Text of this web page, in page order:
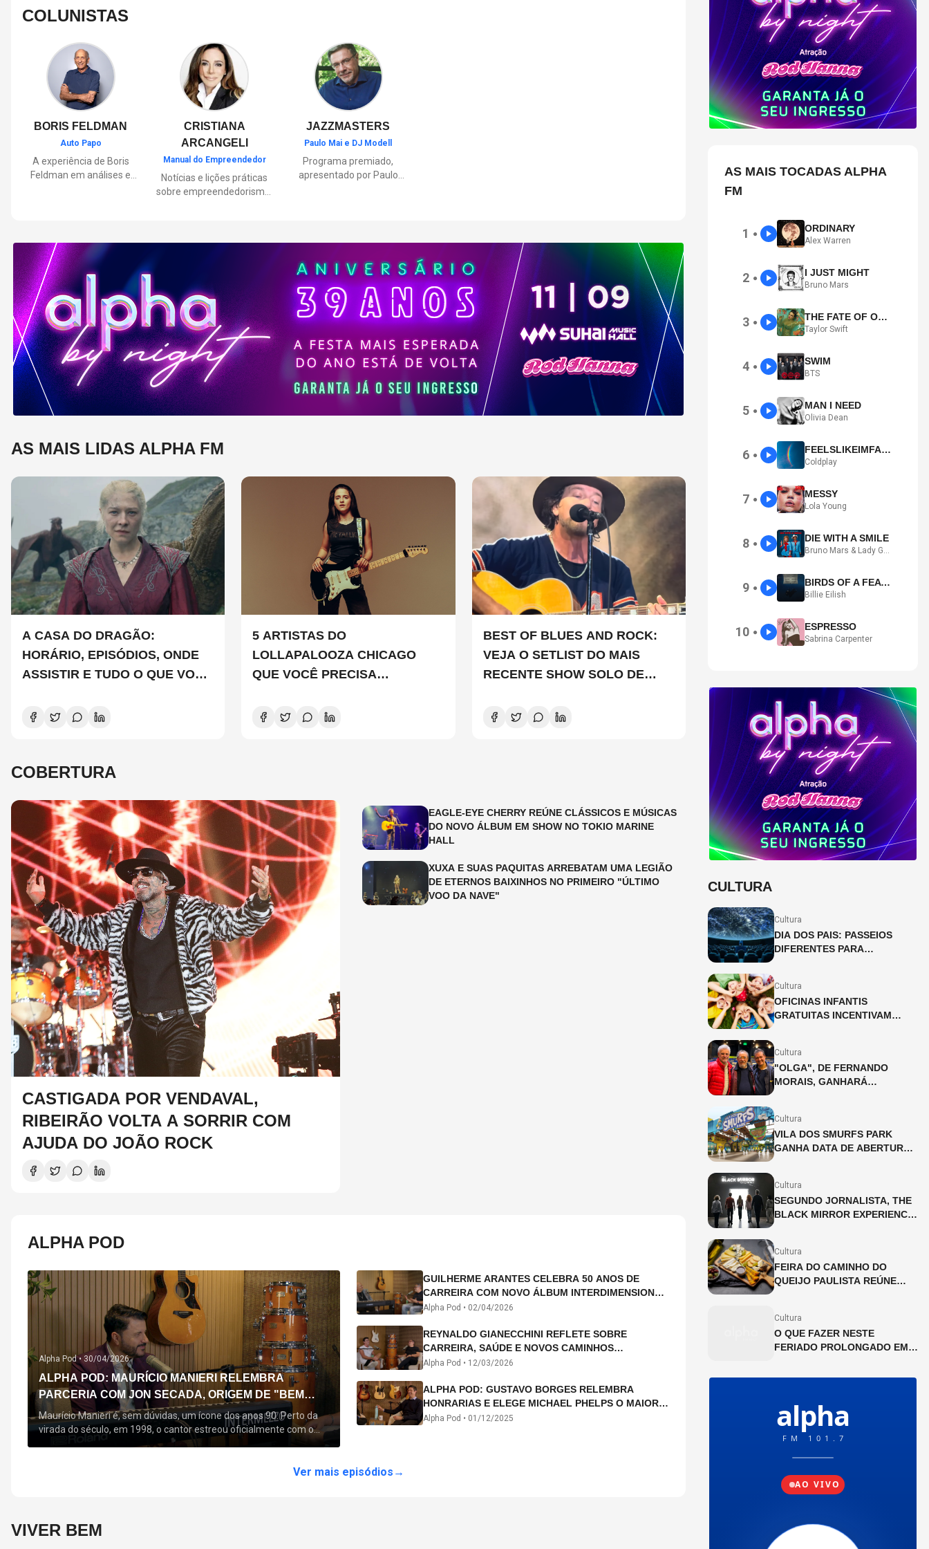
COLUNISTAS
BORIS FELDMAN
Auto Papo
A experiência de Boris
Feldman em análises e
manutenção,
lançamentos, tecnologia e
tudo o que envolve o dia a
dia dos motoristas.
CRISTIANA
ARCANGELI
Manual do Empreendedor
Notícias e lições práticas
sobre empreendedorismo,
JAZZMASTERS
Paulo Mai e DJ Modell
Programa premiado,
apresentado por Paulo
Soul ao House.
Lançamentos e histórias
sobre artistas e
movimentos que
nasceram a partir do jazz
e ajudaram a moldar a
música contemporânea.
AS MAIS LIDAS ALPHA FM
A CASA DO DRAGÃO:
HORÁRIO, EPISÓDIOS, ONDE
ASSISTIR E TUDO O QUE VOCÊ
NOVA TEMPORADA
5 ARTISTAS DO
LOLLAPALOOZA CHICAGO
QUE VOCÊ PRECISA
BEST OF BLUES AND ROCK:
VEJA O SETLIST DO MAIS
RECENTE SHOW SOLO DE
COBERTURA
CASTIGADA POR VENDAVAL,
RIBEIRÃO VOLTA A SORRIR COM
AJUDA DO JOÃO ROCK
EAGLE-EYE CHERRY REÚNE CLÁSSICOS E MÚSICAS
DO NOVO ÁLBUM EM SHOW NO TOKIO MARINE
HALL
XUXA E SUAS PAQUITAS ARREBATAM UMA LEGIÃO
DE ETERNOS BAIXINHOS NO PRIMEIRO "ÚLTIMO
VOO DA NAVE"
ALPHA POD
Alpha Pod • 30/04/2026
ALPHA POD: MAURÍCIO MANIERI RELEMBRA
PARCERIA COM JON SECADA, ORIGEM DE "BEM
QUERER" E MAIS
Maurício Manieri é, sem dúvidas, um ícone dos anos 90. Perto da
virada do século, em 1998, o cantor estreou oficialmente com o
seu primeiro disco, "A Noite Inteira", no qual estão canções que lhe
Querer" e "Minha Menina". Em 2026, o astro segue com o […]
GUILHERME ARANTES CELEBRA 50 ANOS DE
CARREIRA COM NOVO ÁLBUM INTERDIMENSIONAL
E TURNÊ “50 ANOS-LUZ”
Alpha Pod • 02/04/2026
REYNALDO GIANECCHINI REFLETE SOBRE
CARREIRA, SAÚDE E NOVOS CAMINHOS
ARTÍSTICOS NO ALPHA POD
Alpha Pod • 12/03/2026
ALPHA POD: GUSTAVO BORGES RELEMBRA
HONRARIAS E ELEGE MICHAEL PHELPS O MAIOR
ATLETA DA HISTÓRIA
Alpha Pod • 01/12/2025
Ver mais episódios →
VIVER BEM
AS MAIS TOCADAS ALPHA
FM
1 ● ORDINARY
Alex Warren
2 ● I JUST MIGHT
Bruno Mars
3 ● THE FATE OF OPHELIA
Taylor Swift
4 ● SWIM
BTS
5 ● MAN I NEED
Olivia Dean
6 ● FEELSLIKEIMFALLINGINLOVE
Coldplay
7 ● MESSY
Lola Young
8 ● DIE WITH A SMILE
Bruno Mars & Lady Gaga
9 ● BIRDS OF A FEATHER
Billie Eilish
10 ● ESPRESSO
Sabrina Carpenter
CULTURA
Cultura
DIA DOS PAIS: PASSEIOS
DIFERENTES PARA
Cultura
OFICINAS INFANTIS
GRATUITAS INCENTIVAM
Cultura
"OLGA", DE FERNANDO
MORAIS, GANHARÁ
Cultura
VILA DOS SMURFS PARK
GANHA DATA DE ABERTURA
Cultura
SEGUNDO JORNALISTA, THE
BLACK MIRROR EXPERIENCE
Cultura
FEIRA DO CAMINHO DO
QUEIJO PAULISTA REÚNE
Cultura
O QUE FAZER NESTE
FERIADO PROLONGADO EM